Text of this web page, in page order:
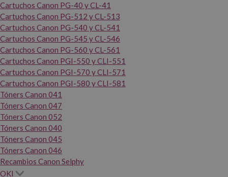
Cartuchos Canon PG-40 y CL-41
Cartuchos Canon PG-512 y CL-513
Cartuchos Canon PG-540 y CL-541
Cartuchos Canon PG-545 y CL-546
Cartuchos Canon PG-560 y CL-561
Cartuchos Canon PGI-550 y CLI-551
Cartuchos Canon PGI-570 y CLI-571
Cartuchos Canon PGI-580 y CLI-581
Tóners Canon 041
Tóners Canon 047
Tóners Canon 052
Tóners Canon 040
Tóners Canon 045
Tóners Canon 046
Recambios Canon Selphy
OKI